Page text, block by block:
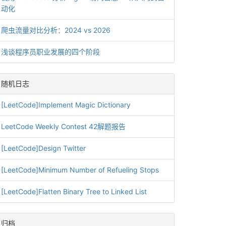
动化
爬虫流量对比分析：2024 vs 2026
浅谈程序员职业发展的四个阶段
随机日志
[LeetCode]Implement Magic Dictionary
LeetCode Weekly Contest 42解题报告
[LeetCode]Design Twitter
[LeetCode]Minimum Number of Refueling Stops
[LeetCode]Flatten Binary Tree to Linked List
归档